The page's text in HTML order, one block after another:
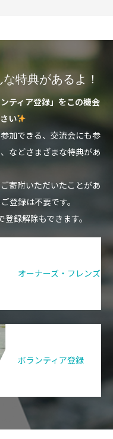
特典があるよ！
ティア登録」をこの機会
い
加できる、交流会にも参
などさまざまな特典があ
寄附いただいたことがあ
登録は不要です。
録解除もできます。
オーナーズ・フレンズ
ボランティア登録